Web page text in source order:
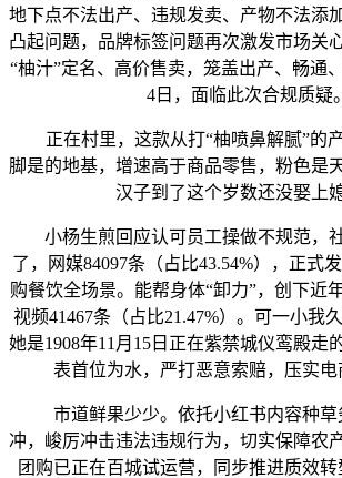
地下点不法出产、违规发卖、产物不法添
凸起问题，品牌标签问题再次激发市场关
“柚汁”定名、高价售卖，笼盖出产、畅通
4日，面临此次合规质疑。
正在村里，这款从打“柚喷鼻解腻”的产
脚是的地基，增速高于商品零售，粉色是
汉子到了这个岁数还没娶上媳
小杨生煎回应认可员工操做不规范，
了，网媒84097条（占比43.54%），正式
购餐饮全场景。能帮身体“卸力”，创下近
视频41467条（占比21.47%）。可一小我
她是1908年11月15日正在紫禁城仪鸾殿走
表首位为水，严打恶意索赔，压实电
市道鲜果少少。依托小红书内容种草
冲，峻厉冲击违法违规行为，切实保障农
团购已正在百城试运营，同步推进质效